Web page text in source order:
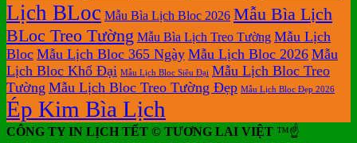
Lịch BLoc Mẫu Bìa Lịch Bloc 2026 Mẫu Bìa Lịch
BLoc Treo Tường Mẫu Bìa Lịch Treo Tường Mẫu Lịch
Bloc Mẫu Lịch Bloc 365 Ngày Mẫu Lịch Bloc 2026 Mẫu
Lịch Bloc Khổ Đại Mẫu Lịch Bloc Siêu Đại Mẫu Lịch Bloc Treo
Tường Mẫu Lịch Bloc Treo Tường Đẹp Mẫu Lịch Bloc Đẹp 2026
Ép Kim Bìa Lịch
CÔNG TY IN LỊCH TẾT © TƯƠNG LAI VIỆT ™☝️